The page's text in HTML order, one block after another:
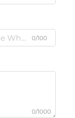
0/100
0/1000